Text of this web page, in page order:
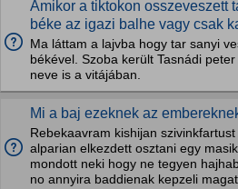
Amikor a tiktokon osszeveszett
béke az igazi balhe vagy csak
Ma láttam a lajvba hogy tar sanyi
békével. Szoba került Tasnádi
neve is a vitájában.
Mi a baj ezeknek az
Rebekaavram kishijan
alparian elkezdett osztani egy
mondott neki hogy ne tegyen
no annyira baddienak kepzeli